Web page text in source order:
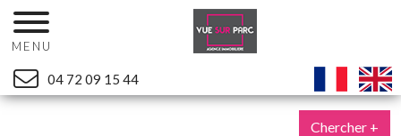
MENU
04 72 09 15 44
Chercher +